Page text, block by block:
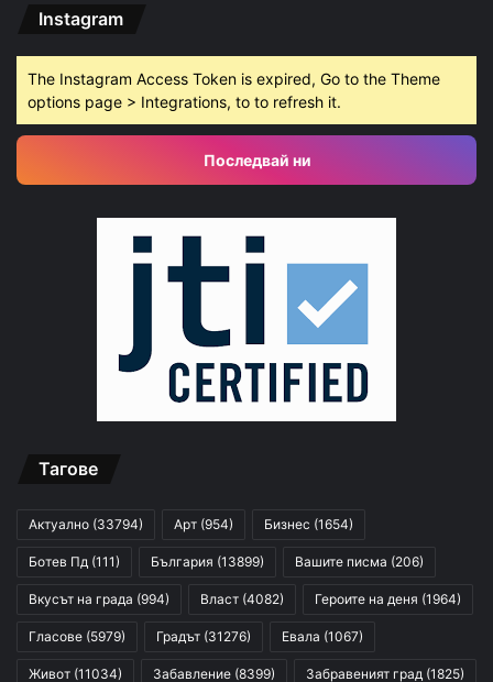
Instagram
The Instagram Access Token is expired, Go to the Theme
options page > Integrations, to to refresh it.
Последвай ни
Тагове
Актуално (33794) Арт (954) Бизнес (1654)
Ботев Пд (111) България (13899) Вашите писма (206)
Вкусът на града (994) Власт (4082) Героите на деня (1964)
Гласове (5979) Градът (31276) Евала (1067)
Живот (11034) Забавление (8399) Забравеният град (1825)